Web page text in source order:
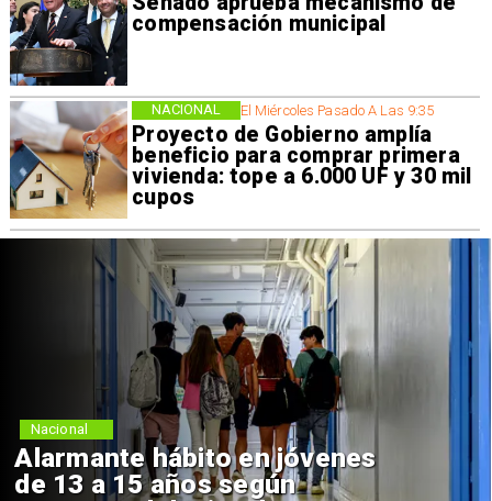
compensación municipal
El Miércoles Pasado A Las 9:35
Proyecto de Gobierno amplía
beneficio para comprar primera
vivienda: tope a 6.000 UF y 30 mil
cupos
NACIONAL
Alarmante hábito en jóvenes
de 13 a 15 años según
Nacional